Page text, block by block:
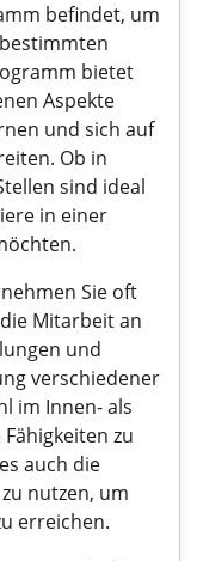
befindet, um
bietet
Aspekte
und sich auf
Ob in
sind ideal
in einer
Sie oft
Mitarbeit an
und
verschiedener
im Innen- als
zu
auch die
nutzen, um
erreichen.